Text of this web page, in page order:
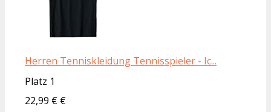
Herren Tenniskleidung Tennisspieler - Ic...
Platz 1
22,99 € €